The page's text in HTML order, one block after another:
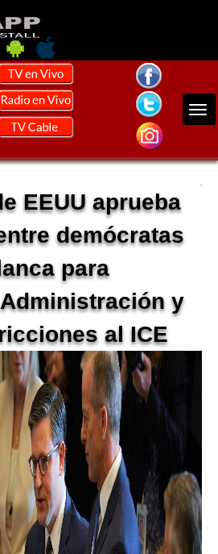
EEUU aprueba
demócratas
para
y
al ICE